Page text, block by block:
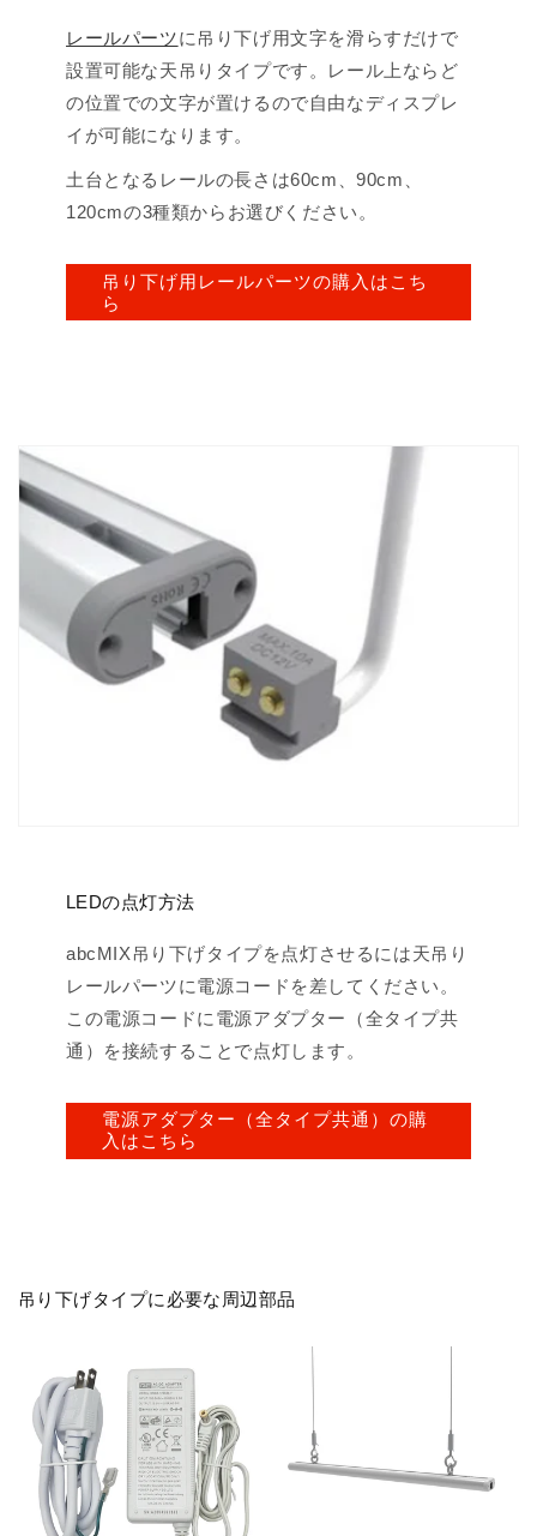
レールパーツに吊り下げ用文字を滑らすだけで
設置可能な天吊りタイプです。レール上ならど
の位置での文字が置けるので自由なディスプレ
イが可能になります。
土台となるレールの長さは60cm、90cm、
120cmの3種類からお選びください。
吊り下げ用レールパーツの購入はこち
ら
LEDの点灯方法
abcMIX吊り下げタイプを点灯させるには天吊り
レールパーツに電源コードを差してください。
この電源コードに電源アダプター（全タイプ共
通）を接続することで点灯します。
電源アダプター（全タイプ共通）の購
入はこちら
吊り下げタイプに必要な周辺部品